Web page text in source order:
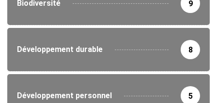
Biodiversité 9
Développement durable 8
Développement personnel 5